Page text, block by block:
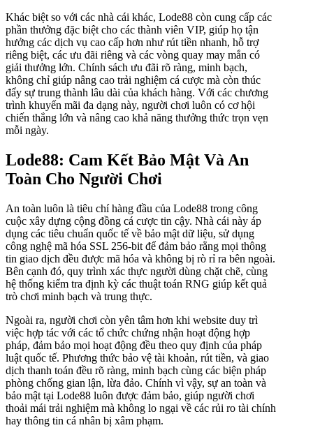
Khác biệt so với các nhà cái khác, Lode88 còn cung cấp các
phần thưởng đặc biệt cho các thành viên VIP, giúp họ tận
hưởng các dịch vụ cao cấp hơn như rút tiền nhanh, hỗ trợ
riêng biệt, các ưu đãi riêng và các vòng quay may mắn có
giải thưởng lớn. Chính sách ưu đãi rõ ràng, minh bạch,
không chỉ giúp nâng cao trải nghiệm cá cược mà còn thúc
đẩy sự trung thành lâu dài của khách hàng. Với các chương
trình khuyến mãi đa dạng này, người chơi luôn có cơ hội
chiến thắng lớn và nâng cao khả năng thưởng thức trọn vẹn
mỗi ngày.
Lode88: Cam Kết Bảo Mật Và An
Toàn Cho Người Chơi
An toàn luôn là tiêu chí hàng đầu của Lode88 trong công
cuộc xây dựng cộng đồng cá cược tin cậy. Nhà cái này áp
dụng các tiêu chuẩn quốc tế về bảo mật dữ liệu, sử dụng
công nghệ mã hóa SSL 256-bit để đảm bảo rằng mọi thông
tin giao dịch đều được mã hóa và không bị rò rỉ ra bên ngoài.
Bên cạnh đó, quy trình xác thực người dùng chặt chẽ, cùng
hệ thống kiểm tra định kỳ các thuật toán RNG giúp kết quả
trò chơi minh bạch và trung thực.
Ngoài ra, người chơi còn yên tâm hơn khi website duy trì
việc hợp tác với các tổ chức chứng nhận hoạt động hợp
pháp, đảm bảo mọi hoạt động đều theo quy định của pháp
luật quốc tế. Phương thức bảo vệ tài khoản, rút tiền, và giao
dịch thanh toán đều rõ ràng, minh bạch cùng các biện pháp
phòng chống gian lận, lừa đảo. Chính vì vậy, sự an toàn và
bảo mật tại Lode88 luôn được đảm bảo, giúp người chơi
thoải mái trải nghiệm mà không lo ngại về các rủi ro tài chính
hay thông tin cá nhân bị xâm phạm.